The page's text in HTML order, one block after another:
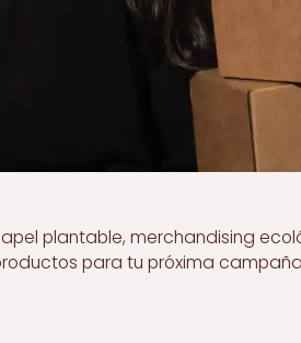
plantable, merchandising
para tu próxima